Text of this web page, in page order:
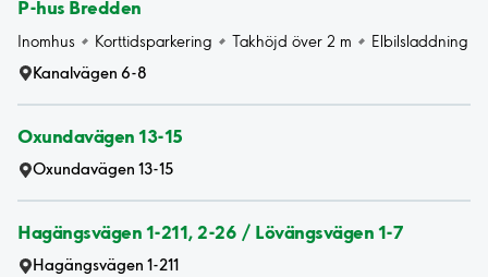
P-hus Bredden
Inomhus Korttidsparkering Takhöjd över 2 m
Elbilsladdning
Kanalvägen 6-8
Oxundavägen 13-15
Oxundavägen 13-15
Hagängsvägen 1-211, 2-26 / Lövängsvägen 1-7
Hagängsvägen 1-211